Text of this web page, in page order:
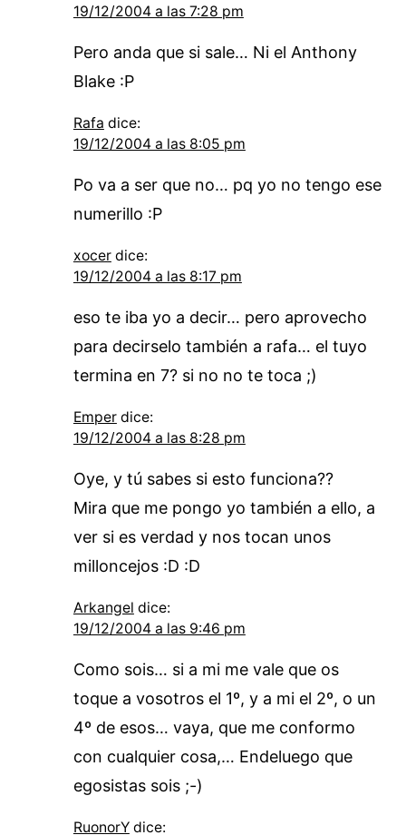
19/12/2004 a las 7:28 pm
Pero anda que si sale… Ni el Anthony
Blake :P
Rafa dice:
19/12/2004 a las 8:05 pm
Po va a ser que no… pq yo no tengo ese
numerillo :P
xocer dice:
19/12/2004 a las 8:17 pm
eso te iba yo a decir… pero aprovecho
para decirselo también a rafa… el tuyo
termina en 7? si no no te toca ;)
Emper dice:
19/12/2004 a las 8:28 pm
Oye, y tú sabes si esto funciona??
Mira que me pongo yo también a ello, a
ver si es verdad y nos tocan unos
milloncejos :D :D
Arkangel dice:
19/12/2004 a las 9:46 pm
Como sois… si a mi me vale que os
toque a vosotros el 1º, y a mi el 2º, o un
4º de esos… vaya, que me conformo
con cualquier cosa,… Endeluego que
egosistas sois ;-)
RuonorY dice: